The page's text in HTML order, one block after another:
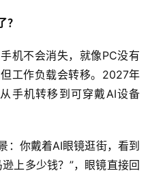
？
机不会消失，就像PC没有
工作负载会转移。2027年
手机转移到可穿戴AI设备
：你戴着AI眼镜逛街，看到
上多少钱？”，眼镜直接回